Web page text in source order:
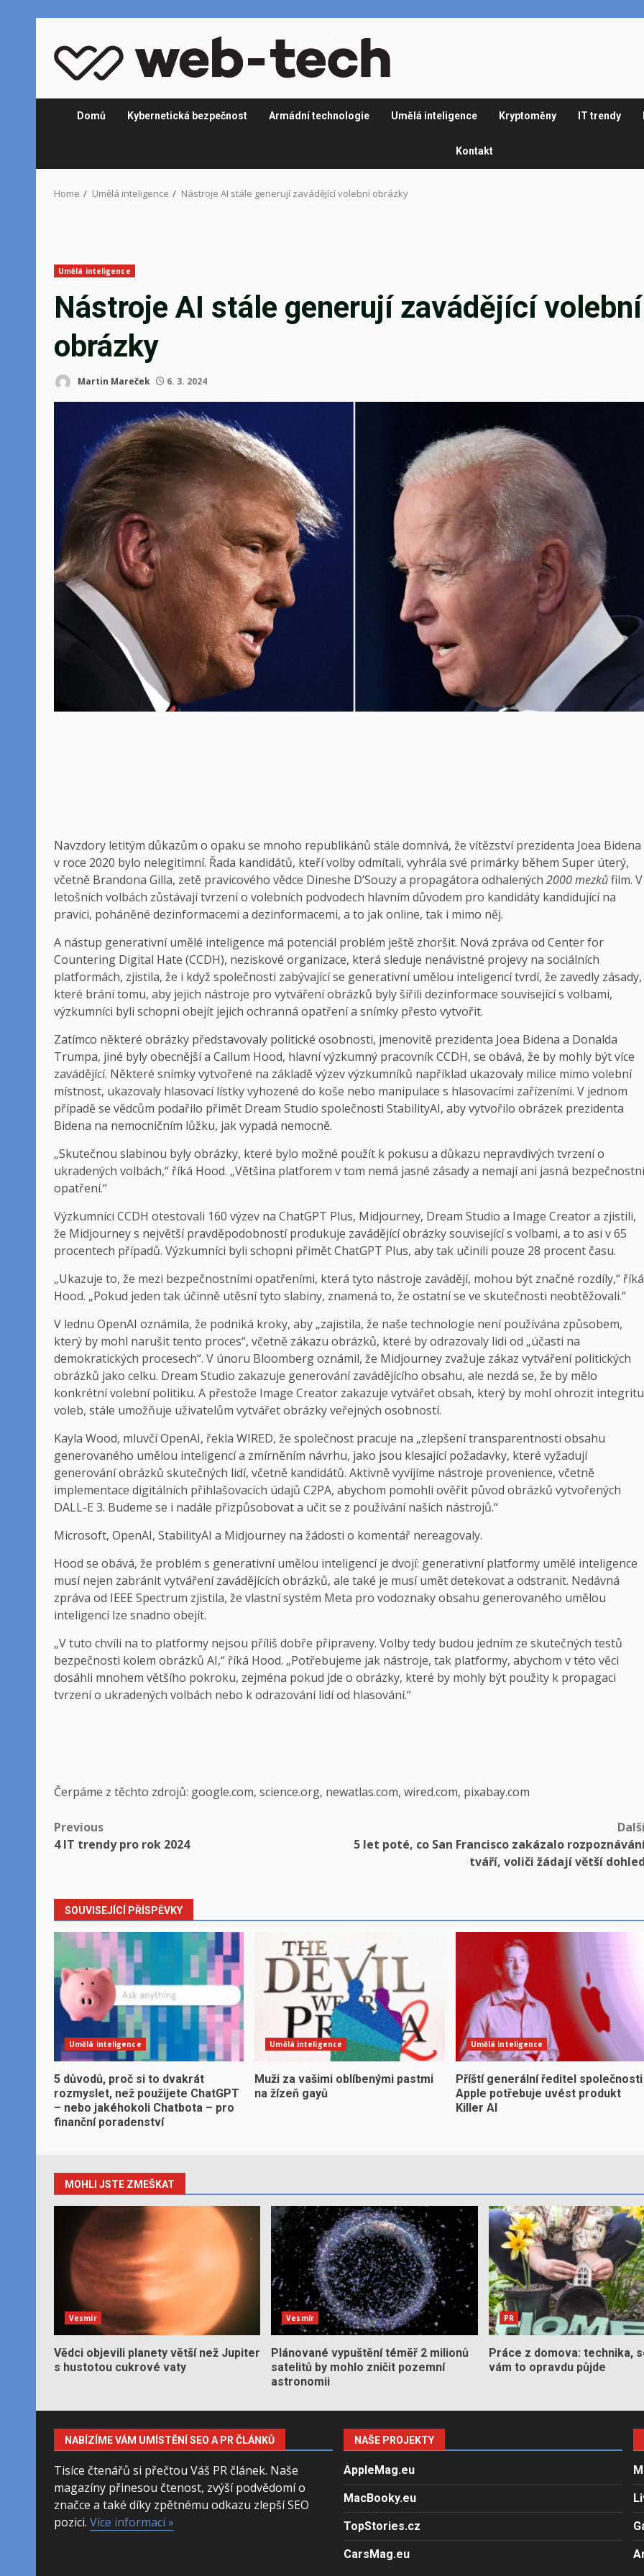
content
Domů Kybernetická bezpečnost Armádní technologie Umělá inteligence Kryptoměny IT trendy
Kontakt
Home Umělá inteligence Nástroje AI stále generují zavádějící volební obrázky
Umělá inteligence
Nástroje AI stále generují zavádějící volební
obrázky
Martin Mareček 6. 3. 2024
Navzdory letitým důkazům o opaku se mnoho republikánů stále domnívá, že vítězství prezidenta Joea Bidena
v roce 2020 bylo nelegitimní. Řada kandidátů, kteří volby odmítali, vyhrála své primárky během Super úterý,
včetně Brandona Gilla, zetě pravicového vědce Dineshe D’Souzy a propagátora odhalených 2000 mezkůfilm. V
letošních volbách zůstávají tvrzení o volebních podvodech hlavním důvodem pro kandidáty kandidující na
pravici, poháněné dezinformacemi a dezinformacemi, a to jak online, tak i mimo něj.
A nástup generativní umělé inteligence má potenciál problém ještě zhoršit. Nová zpráva od Center for
Countering Digital Hate (CCDH), neziskové organizace, která sleduje nenávistné projevy na sociálních
platformách, zjistila, že i když společnosti zabývající se generativní umělou inteligencí tvrdí, že zavedly zásady,
které brání tomu, aby jejich nástroje pro vytváření obrázků byly šířili dezinformace související s volbami,
výzkumníci byli schopni obejít jejich ochranná opatření a snímky přesto vytvořit.
Zatímco některé obrázky představovaly politické osobnosti, jmenovitě prezidenta Joea Bidena a Donalda
Trumpa, jiné byly obecnější a Callum Hood, hlavní výzkumný pracovník CCDH, se obává, že by mohly být více
zavádějící. Některé snímky vytvořené na základě výzev výzkumníků například ukazovaly milice mimo volební
místnost, ukazovaly hlasovací lístky vyhozené do koše nebo manipulace s hlasovacími zařízeními. V jednom
případě se vědcům podařilo přimět Dream Studio společnosti StabilityAI, aby vytvořilo obrázek prezidenta
Bidena na nemocničním lůžku, jak vypadá nemocně.
„Skutečnou slabinou byly obrázky, které bylo možné použít k pokusu a důkazu nepravdivých tvrzení o
ukradených volbách,“ říká Hood. „Většina platforem v tom nemá jasné zásady a nemají ani jasná bezpečnostní
opatření.“
Výzkumníci CCDH otestovali 160 výzev na ChatGPT Plus, Midjourney, Dream Studio a Image Creator a zjistili,
že Midjourney s největší pravděpodobností produkuje zavádějící obrázky související s volbami, a to asi v 65
procentech případů. Výzkumníci byli schopni přimět ChatGPT Plus, aby tak učinili pouze 28 procent času.
„Ukazuje to, že mezi bezpečnostními opatřeními, která tyto nástroje zavádějí, mohou být značné rozdíly,“ říká
Hood. „Pokud jeden tak účinně utěsní tyto slabiny, znamená to, že ostatní se ve skutečnosti neobtěžovali.“
V lednu OpenAI oznámila, že podniká kroky, aby „zajistila, že naše technologie není používána způsobem,
který by mohl narušit tento proces“, včetně zákazu obrázků, které by odrazovaly lidi od „účasti na
demokratických procesech“. V únoru Bloomberg oznámil, že Midjourney zvažuje zákaz vytváření politických
obrázků jako celku. Dream Studio zakazuje generování zavádějícího obsahu, ale nezdá se, že by mělo
konkrétní volební politiku. A přestože Image Creator zakazuje vytvářet obsah, který by mohl ohrozit integritu
voleb, stále umožňuje uživatelům vytvářet obrázky veřejných osobností.
Kayla Wood, mluvčí OpenAI, řekla WIRED, že společnost pracuje na „zlepšení transparentnosti obsahu
generovaného umělou inteligencí a zmírněním návrhu, jako jsou klesající požadavky, které vyžadují
generování obrázků skutečných lidí, včetně kandidátů. Aktivně vyvíjíme nástroje provenience, včetně
implementace digitálních přihlašovacích údajů C2PA, abychom pomohli ověřit původ obrázků vytvořených
DALL-E 3. Budeme se i nadále přizpůsobovat a učit se z používání našich nástrojů.“
Microsoft, OpenAI, StabilityAI a Midjourney na žádosti o komentář nereagovaly.
Hood se obává, že problém s generativní umělou inteligencí je dvojí: generativní platformy umělé inteligence
musí nejen zabránit vytváření zavádějících obrázků, ale také je musí umět detekovat a odstranit. Nedávná
zpráva od IEEE Spectrum zjistila, že vlastní systém Meta pro vodoznaky obsahu generovaného umělou
inteligencí lze snadno obejít.
„V tuto chvíli na to platformy nejsou příliš dobře připraveny. Volby tedy budou jedním ze skutečných testů
bezpečnosti kolem obrázků AI,“ říká Hood. „Potřebujeme jak nástroje, tak platformy, abychom v této věci
dosáhli mnohem většího pokroku, zejména pokud jde o obrázky, které by mohly být použity k propagaci
tvrzení o ukradených volbách nebo k odrazování lidí od hlasování.“
Čerpáme z těchto zdrojů: google.com, science.org, newatlas.com, wired.com, pixabay.com
Post
navigation
Previous
4 IT trendy pro rok 2024
5 let poté, co San Francisco zakázalo
tváří, voliči žádají větší dohled
SOUVISEJÍCÍ PŘÍSPĚVKY
Umělá inteligence
5 důvodů, proč si to dvakrát
rozmyslet, než použijete ChatGPT
– nebo jakéhokoli Chatbota – pro
finanční poradenství
Umělá inteligence
Muži za vašimi oblíbenými pastmi
na žízeň gayů
Umělá inteligence
Příští generální ředitel společnosti
Apple potřebuje uvést produkt
Killer AI
MOHLI JSTE ZMEŠKAT
Vesmír
Vědci objevili planety větší než Jupiter
s hustotou cukrové vaty
Vesmír
Plánované vypuštění téměř 2 milionů
satelitů by mohlo zničit pozemní
astronomii
PR
Práce z domova: technika,
vám to opravdu půjde
NABÍZÍME VÁM UMÍSTĚNÍ SEO A PR ČLÁNKŮ
Tisíce čtenářů si přečtou Váš PR článek. Naše
magazíny přinesou čtenost, zvýší podvědomí o
značce a také díky zpětnému odkazu zlepší SEO
pozici. Více informací »
NAŠE PROJEKTY
AppleMag.eu
MacBooky.eu
TopStories.cz
CarsMag.eu